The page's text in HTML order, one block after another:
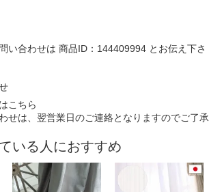
い合わせは 商品ID：144409994 とお伝え下さ
こちら
せは、翌営業日のご連絡となりますのでご了承
いる人におすすめ